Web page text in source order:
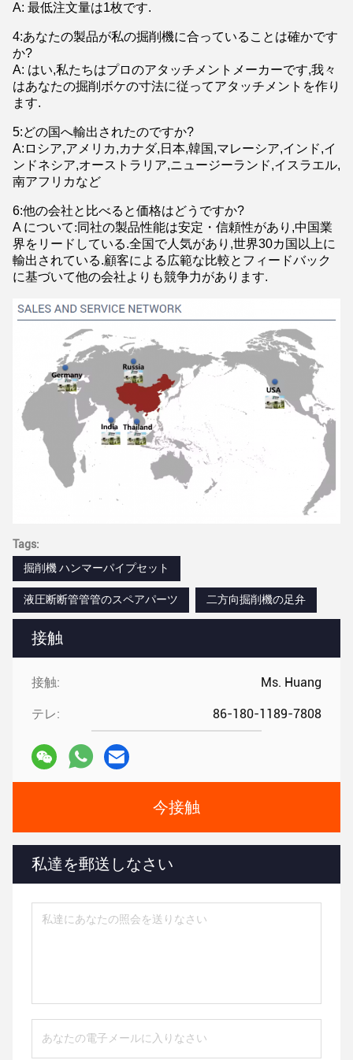
接触
接触: Ms. Huang
テレ: 86-180-1189-7808
今接触
私達を郵送しなさい
A: 最低注文量は1枚です.
4:あなたの製品が私の掘削機に合っていることは確かです
か?
A: はい,私たちはプロのアタッチメントメーカーです,我々
はあなたの掘削ボケの寸法に従ってアタッチメントを作り
ます.
5:どの国へ輸出されたのですか?
A:ロシア,アメリカ,カナダ,日本,韓国,マレーシア,インド,イ
ンドネシア,オーストラリア,ニュージーランド,イスラエル,
南アフリカなど
6:他の会社と比べると価格はどうですか?
A について:同社の製品性能は安定・信頼性があり,中国業
界をリードしている.全国で人気があり,世界30カ国以上に
輸出されている.顧客による広範な比較とフィードバック
に基づいて他の会社よりも競争力があります.
Tags:
掘削機 ハンマーパイプセット
液圧断断管管管のスペアパーツ 二方向掘削機の足弁